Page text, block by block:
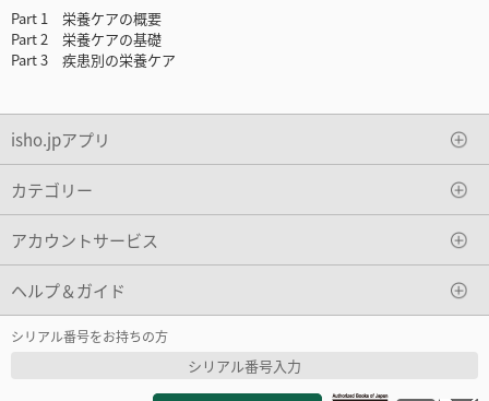
Part 1 栄養ケアの概要
Part 2 栄養ケアの基礎
Part 3 疾患別の栄養ケア
isho.jpアプリ
カテゴリー
アカウントサービス
ヘルプ＆ガイド
シリアル番号をお持ちの方
シリアル番号入力